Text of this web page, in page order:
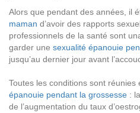
Alors que pendant des années, il
maman d’avoir des rapports
professionnels de la santé sont
garder une sexualité épanouie
jusqu’au dernier jour avant
Toutes les conditions sont réunies
épanouie pendant la grossesse :
de l’augmentation du taux